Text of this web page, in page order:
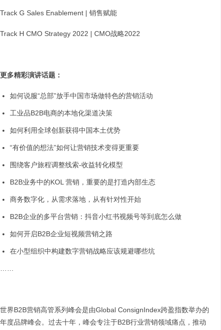
Track G Sales Enablement | 销售赋能
Track H CMO Strategy 2022 | CMO战略2022
更多精彩演讲话题：
如何说服“总部”放手中国市场做特色的营销活动
工业品B2B电商的本地化渠道决策
如何利用全球创新获得中国本土优势
“有价值的想法”如何让营销技术变得更重要
围绕客户旅程调整线索-收益转化模型
B2B业务中的KOL 营销，重要的是打造内部生态
商务数字化，从需求落地，从有针对性开始
B2B企业的多平台营销：抖音小红书视频号等到底怎么做
如何开启B2B企业短视频营销之路
在小型组织中构建数字营销战略应该规避哪些坑
……
世界B2B营销高管系列峰会是由Global ConsignIndex跨盈指数举办的
年度品牌峰会。过去十年，峰会专注于B2B行业营销领域痛点，推动